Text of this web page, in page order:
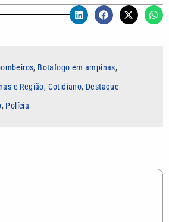
, Botafogo em ampinas,
e Região, Cotidiano, Destaque
, Polícia